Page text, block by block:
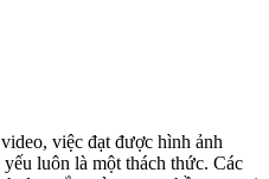
việc đạt được hình ảnh
luôn là một thách thức. Các